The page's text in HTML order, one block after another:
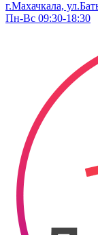
г.Махачкала,
Пн-Вс 09:30-18:30